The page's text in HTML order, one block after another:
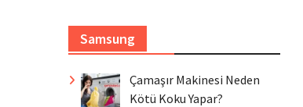
Samsung
Çamaşır Makinesi Neden
Kötü Koku Yapar?